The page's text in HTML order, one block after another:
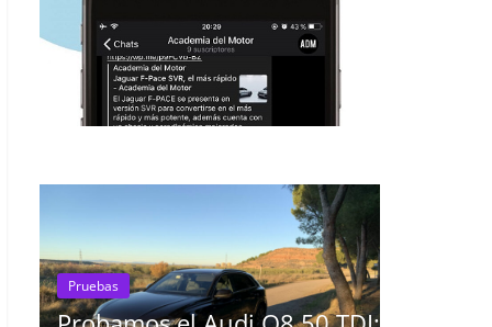
Pruebas